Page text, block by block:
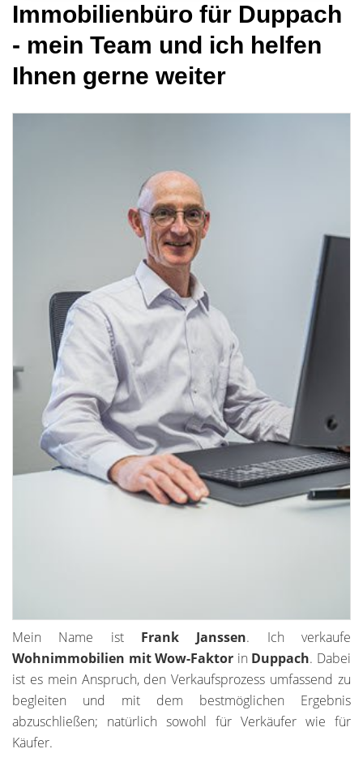
Immobilienbüro für Duppach
- mein Team und ich helfen
Ihnen gerne weiter
Mein Name ist Frank Janssen. Ich verkaufe
Wohnimmobilien mit Wow-Faktor in Duppach. Dabei
ist es mein Anspruch, den Verkaufsprozess umfassend zu
begleiten und mit dem bestmöglichen Ergebnis
abzuschließen; natürlich sowohl für Verkäufer wie für
Käufer.